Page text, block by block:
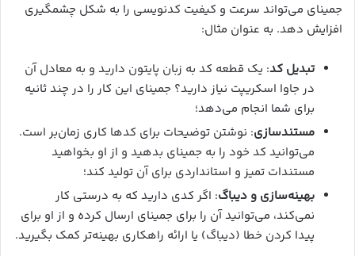
جمینای می‌تواند سرعت و کیفیت کدنویسی را به شکل چشمگیری
افزایش دهد. به عنوان مثال:
تبدیل کد: یک قطعه کد به زبان پایتون دارید و به معادل آن
در جاوا اسکریپت نیاز دارید؟ جمینای این کار را در چند ثانیه
برای شما انجام می‌دهد؛
مستندسازی: نوشتن توضیحات برای کدها کاری زمان‌بر است.
می‌توانید کد خود را به جمینای بدهید و از او بخواهید
مستندات تمیز و استانداردی برای آن تولید کند؛
بهینه‌سازی و دیباگ: اگر کدی دارید که به درستی کار
نمی‌کند، می‌توانید آن را برای جمینای ارسال کرده و از او برای
پیدا کردن خطا (دیباگ) یا ارائه راهکاری بهینه‌تر کمک بگیرید.